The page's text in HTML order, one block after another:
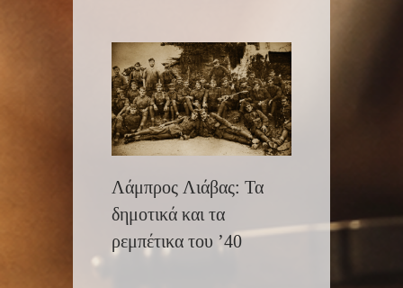
Λάμπρος Λιάβας: Τα
δημοτικά και τα
ρεμπέτικα του ’40